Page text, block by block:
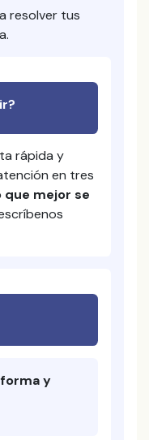
resolver tus
rápida y
en tres
que mejor se
y